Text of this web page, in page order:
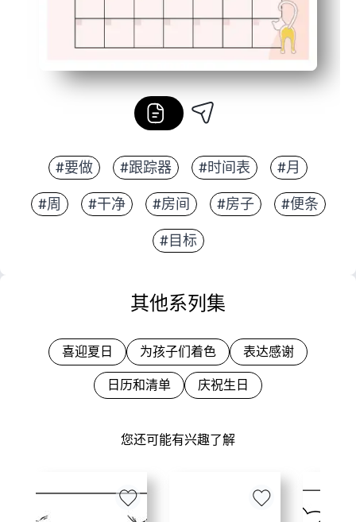
#要做 #跟踪器 #时间表 #月
#周 #干净 #房间 #房子 #便条
#目标
您还可能有兴趣了解
其他系列集
喜迎夏日 为孩子们着色 表达感谢
日历和清单 庆祝生日